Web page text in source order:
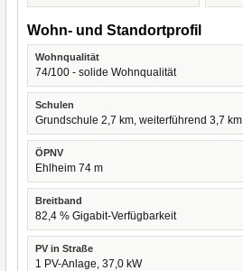
Wohn- und Standortprofil
Wohnqualität
74/100 - solide Wohnqualität
Schulen
Grundschule 2,7 km, weiterführend 3,7 km
ÖPNV
Ehlheim 74 m
Breitband
82,4 % Gigabit-Verfügbarkeit
PV in Straße
1 PV-Anlage, 37,0 kW